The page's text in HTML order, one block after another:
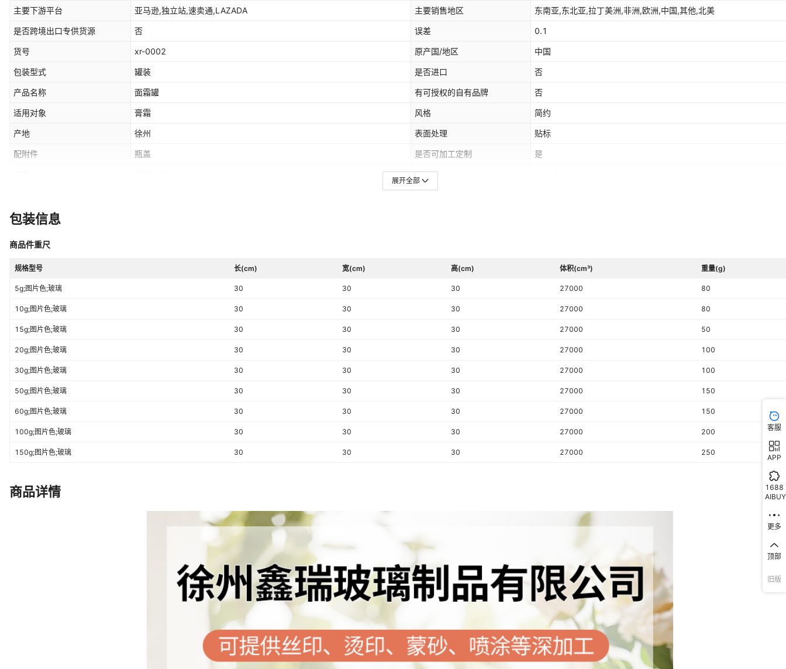
主要下游平台 亚马逊,独立站,速卖通,LAZADA 主要销售地区 东南亚,东北亚,拉丁美洲,非洲,欧洲,中国,其他,北美
是否跨境出口专供货源 否 误差 0.1
货号 xr-0002 原产国/地区 中国
包装型式 罐装 是否进口 否
产品名称 面霜罐 有可授权的自有品牌 否
适用对象 膏霜 风格 简约
产地 徐州 表面处理 贴标
配附件 瓶盖 是否可加工定制 是
规格
展开全部
包装信息
商品件重尺
规格型号 长(cm) 宽(cm) 高(cm) 体积(cm³) 重量(g)
5g;图片色;玻璃 30 30 30 27000 80
10g;图片色;玻璃 30 30 30 27000 80
15g;图片色;玻璃 30 30 30 27000 50
20g;图片色;玻璃 30 30 30 27000 100
30g;图片色;玻璃 30 30 30 27000 100
50g;图片色;玻璃 30 30 30 27000 150
60g;图片色;玻璃 30 30 30 27000 150
100g;图片色;玻璃 30 30 30 27000 200
150g;图片色;玻璃 30 30 30 27000 250
商品详情
客服
APP
1688
AIBUY
更多
顶部
旧版